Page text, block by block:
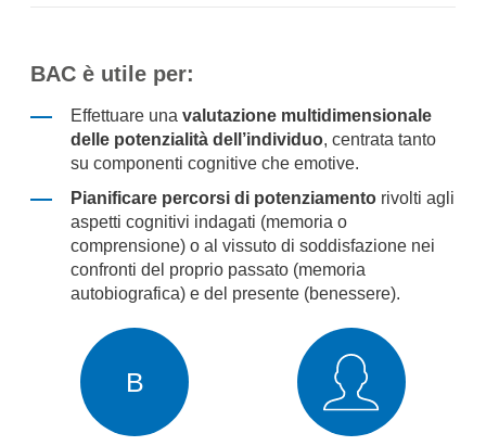
BAC è utile per:
Effettuare una valutazione multidimensionale
delle potenzialità dell’individuo, centrata tanto
su componenti cognitive che emotive.
Pianificare percorsi di potenziamentorivolti agli
aspetti cognitivi indagati (memoria o
comprensione) o al vissuto di soddisfazione nei
confronti del proprio passato (memoria
autobiografica) e del presente (benessere).
B